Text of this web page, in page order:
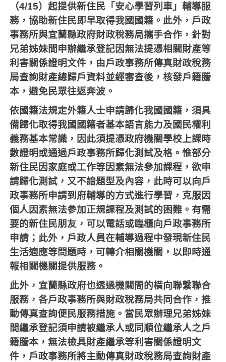
（4/15）起提供新住民「安心學習列車」輔導服
務，協助新住民即早取得我國國籍。此外，戶政
事務所與宜蘭縣政府財政稅務局攜手合作，針對
兄弟姊妹間申辦繼承登記因無法提憑相關財產等
利害關係證明文件，由戶政事務所傳真財政稅務
局查詢財產總歸戶資料並經審查後，核發戶籍謄
本，避免民眾往返奔波。
依國籍法規定外籍人士申請歸化我國國籍，須具
備歸化取得我國國籍者基本語言能力及國民權利
義務基本常識，因此須提憑政府機關學校上課時
數證明或通過戶政事務所歸化測試及格。惟部分
新住民因家庭或工作等因素無法參加課程，欲申
請歸化測試，又不諳題型及內容，此時可以向戶
政事務所申請到府輔導的方式進行學習，克服因
個人因素無法參加正規課程及測試的困難。有需
要的新住民朋友，可以電話或臨櫃向戶政事務所
申請；此外，戶政人員在輔導過程中發現新住民
生活適應等問題時，可轉介相關機關，以即時通
報相關機關提供服務。
此外，宜蘭縣政府也透過機關間的橫向聯繫聯合
服務，各戶政事務所與財政稅務局共同合作，推
動傳真查詢便民服務措施。當民眾辦理兄弟姊妹
間繼承登記須申請被繼承人或同順位繼承人之戶
籍謄本，無法檢具財產繼承等利害關係證明文
件，戶政事務所將主動傳真財政稅務局查詢財產